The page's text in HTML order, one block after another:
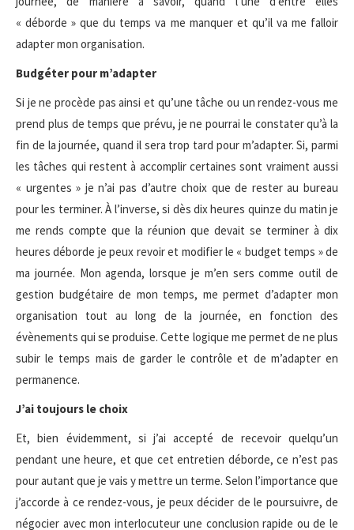
« déborde » que du temps va me manquer et qu’il va me falloir
adapter mon organisation.
Budgéter pour m’adapter
Si je ne procède pas ainsi et qu’une tâche ou un rendez-vous me
prend plus de temps que prévu, je ne pourrai le constater qu’à la
fin de la journée, quand il sera trop tard pour m’adapter. Si, parmi
les tâches qui restent à accomplir certaines sont vraiment aussi
« urgentes » je n’ai pas d’autre choix que de rester au bureau
pour les terminer. À l’inverse, si dès dix heures quinze du matin je
me rends compte que la réunion que devait se terminer à dix
heures déborde je peux revoir et modifier le « budget temps » de
ma journée. Mon agenda, lorsque je m’en sers comme outil de
gestion budgétaire de mon temps, me permet d’adapter mon
organisation tout au long de la journée, en fonction des
évènements qui se produise. Cette logique me permet de ne plus
subir le temps mais de garder le contrôle et de m’adapter en
permanence.
J’ai toujours le choix
Et, bien évidemment, si j’ai accepté de recevoir quelqu’un
pendant une heure, et que cet entretien déborde, ce n’est pas
pour autant que je vais y mettre un terme. Selon l’importance que
j’accorde à ce rendez-vous, je peux décider de le poursuivre, de
négocier avec mon interlocuteur une conclusion rapide ou de le